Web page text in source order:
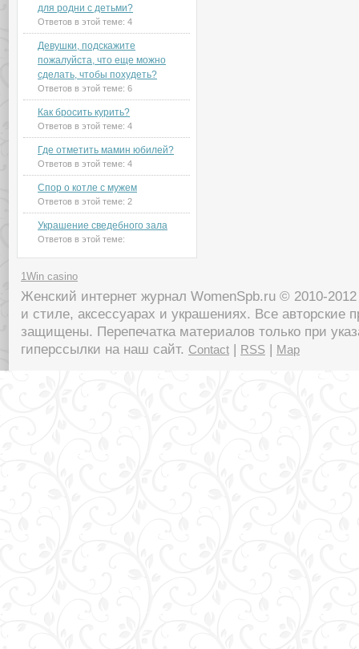
для родни с детьми?
Ответов в этой теме: 4
Девушки, подскажите
пожалуйста, что еще можно
сделать, чтобы похудеть?
Ответов в этой теме: 6
Как бросить курить?
Ответов в этой теме: 4
Где отметить мамин юбилей?
Ответов в этой теме: 4
Спор о котле с мужем
Ответов в этой теме: 2
Украшение сведебного зала
Ответов в этой теме:
1Win casino
Женский интернет журнал WomenSpb.ru © 2010-
и стиле, аксессуарах и украшениях. Все авторские
защищены. Перепечатка материалов только при
гиперссылки на наш сайт. Contact | RSS | Map